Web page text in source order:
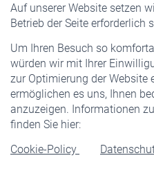
Auf unserer Website setzen
Betrieb der Seite erforderlich
Um Ihren Besuch so
würden wir mit Ihrer
zur Optimierung der Website
ermöglichen es uns, Ihnen
anzuzeigen. Informationen
finden Sie hier:
Cookie-Policy
Pflichtversicherung
Staatliche Förderung
Veranstaltungen
Rentner
Rentenbeginn
Rente beantragen